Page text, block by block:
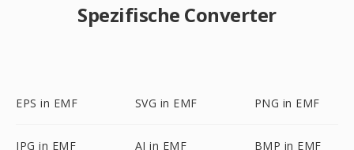
Spezifische Converter
EPS in EMF SVG in EMF PNG in EMF
JPG in EMF AI in EMF BMP in EMF